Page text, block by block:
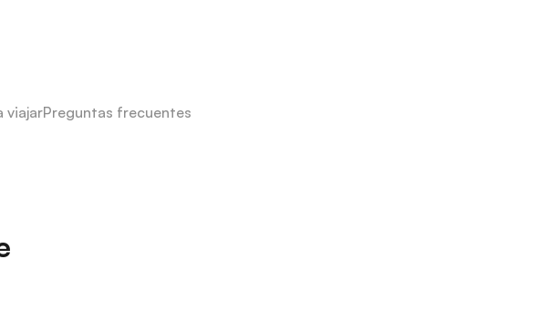
viajarPreguntas frecuentes